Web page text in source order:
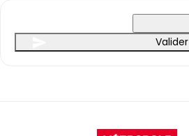
Valider